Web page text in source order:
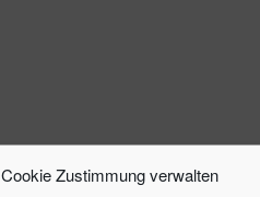
Cookie Zustimmung verwalten